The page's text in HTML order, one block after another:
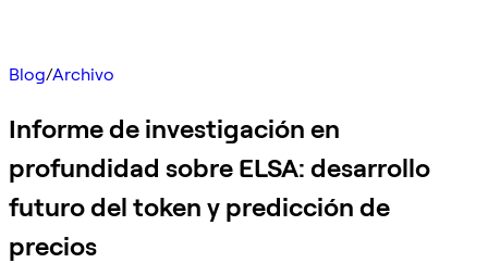
Blog/Archivo
Informe de investigación en
profundidad sobre ELSA: desarrollo
futuro del token y predicción de
precios